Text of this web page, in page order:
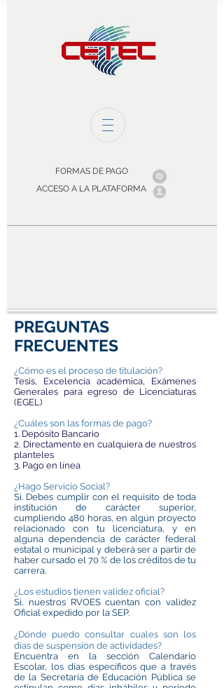
ACCESO A LA PLATAFORMA
FORMAS DE PAGO
PREGUNTAS
FRECUENTES
¿Cómo es el proceso de titulación?
Tesis, Excelencia académica, Exámenes
Generales para egreso de Licenciaturas
(EGEL)
¿Cuáles son las formas de pago?
1. Depósito Bancario
2. Directamente en cualquiera de nuestros
planteles
3. Pago en línea
¿Hago Servicio Social?
Si. Debes cumplir con el requisito de toda
institución de carácter superior,
cumpliendo 480 horas, en algún proyecto
relacionado con tu licenciatura, y en
alguna dependencia de carácter federal
estatal o municipal y deberá ser a partir de
haber cursado el 70 % de los créditos de tu
carrera.
¿Los estudios tienen validez oficial?
Si, nuestros RVOES cuentan con validez
Oficial expedido por la SEP.
¿Dónde puedo consultar cuales son los
días de suspensión de actividades?
Encuentra en la sección Calendario
Escolar, los días específicos que a través
de la Secretaría de Educación Pública se